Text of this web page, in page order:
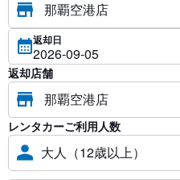
返却日
返却店舗
レンタカーご利用人数
大人（12歳以上）